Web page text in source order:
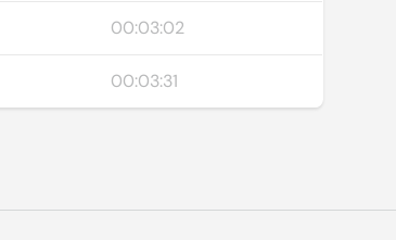
00:03:02
00:03:31